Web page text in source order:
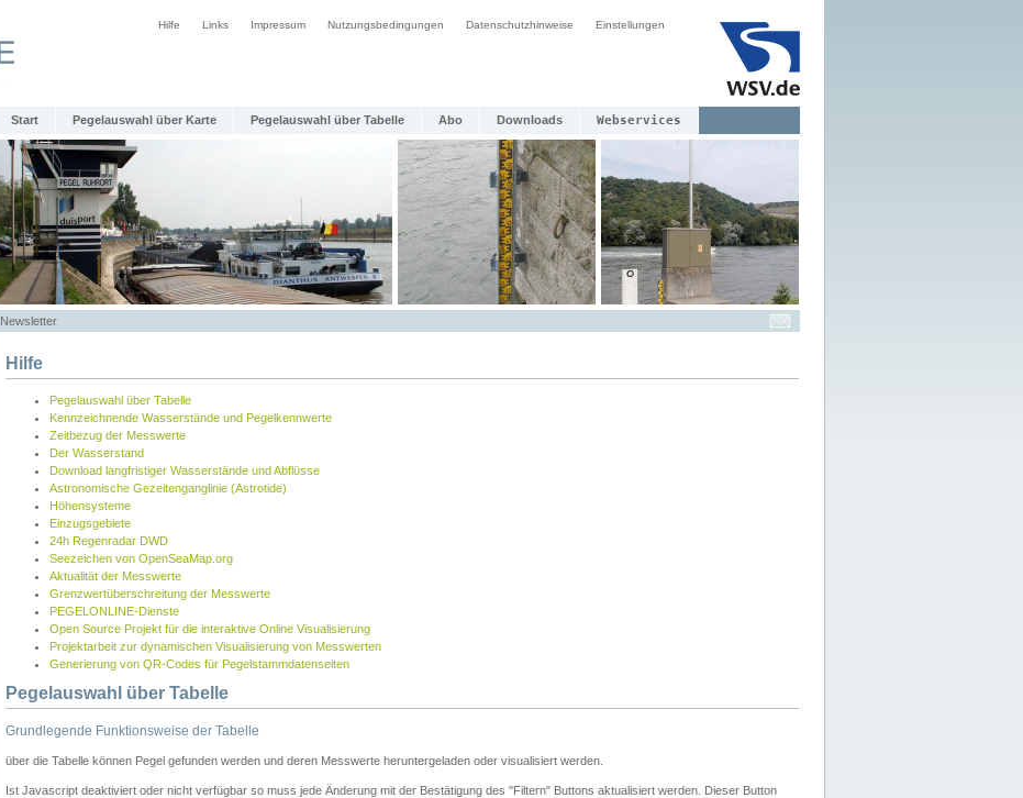
Hilfe Links Impressum Nutzungsbedingungen Datenschutzhinweise Einstellungen
Start Pegelauswahl über Karte Pegelauswahl über Tabelle Abo Downloads Webservices
Newsletter
Hilfe
Pegelauswahl über Tabelle
Kennzeichnende Wasserstände und Pegelkennwerte
Zeitbezug der Messwerte
Der Wasserstand
Download langfristiger Wasserstände und Abflüsse
Astronomische Gezeitenganglinie (Astrotide)
Höhensysteme
Einzugsgebiete
24h Regenradar DWD
Seezeichen von OpenSeaMap.org
Aktualität der Messwerte
Grenzwertüberschreitung der Messwerte
PEGELONLINE-Dienste
Open Source Projekt für die interaktive Online Visualisierung
Projektarbeit zur dynamischen Visualisierung von Messwerten
Generierung von QR-Codes für Pegelstammdatenseiten
Pegelauswahl über Tabelle
Grundlegende Funktionsweise der Tabelle
über die Tabelle können Pegel gefunden werden und deren Messwerte heruntergeladen oder visualisiert werden.
Ist Javascript deaktiviert oder nicht verfügbar so muss jede Änderung mit der Bestätigung des "Filtern" Buttons aktualisiert werden. Dieser Button